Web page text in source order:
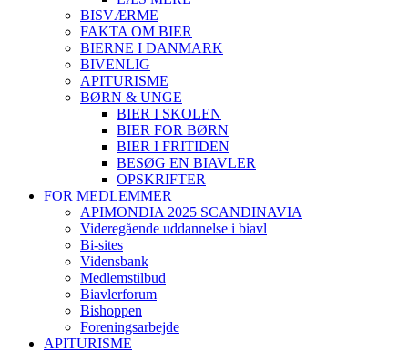
BISVÆRME
FAKTA OM BIER
BIERNE I DANMARK
BIVENLIG
APITURISME
BØRN & UNGE
BIER I SKOLEN
BIER FOR BØRN
BIER I FRITIDEN
BESØG EN BIAVLER
OPSKRIFTER
FOR MEDLEMMER
APIMONDIA 2025 SCANDINAVIA
Videregående uddannelse i biavl
Bi-sites
Vidensbank
Medlemstilbud
Biavlerforum
Bishoppen
Foreningsarbejde
APITURISME